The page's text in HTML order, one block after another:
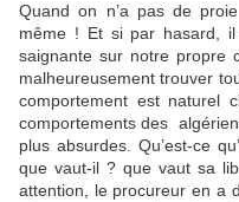
Quand on n’a pas de
même ! Et si par hasard, il
saignante sur notre propre
malheureusement trouver
comportement est naturel
comportements des
plus absurdes. Qu’est-ce
que vaut-il ? que vaut sa
attention, le procureur en a